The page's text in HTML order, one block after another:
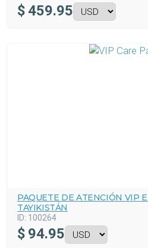
$ 459.95
PAQUETE DE ATENCIÓN VIP
TAYIKISTÁN
ID: 100264
$ 94.95